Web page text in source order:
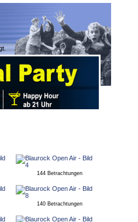
144 Betrachtungen
140 Betrachtungen